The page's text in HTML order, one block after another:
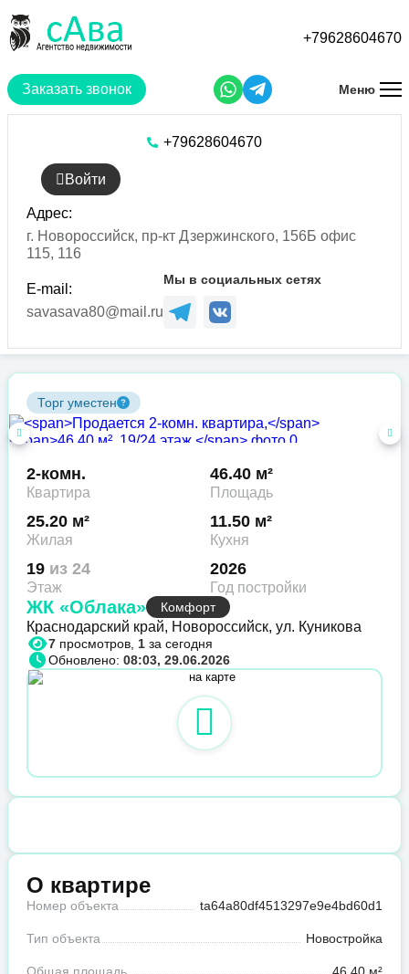
основному
Заказать звонок
+79628604670
Меню
+79628604670
Войти
Адрес:
г. Новороссийск, пр-кт Дзержинского, 156Б офис
115, 116
E-mail:
savasava80@mail.ru
Мы в социальных сетях
Торг уместен
2-комн.
Квартира
46.40 м²
Площадь
25.20 м²
Жилая
11.50 м²
Кухня
19 из 24
Этаж
2026
Год постройки
ЖК «Облака» Комфорт
Краснодарский край, Новороссийск, ул. Куникова
7 просмотров, 1 за сегодня
Обновлено: 08:03, 29.06.2026
О квартире
Номер объекта ta64a80df4513297e9e4bd60d1
Тип объекта Новостройка